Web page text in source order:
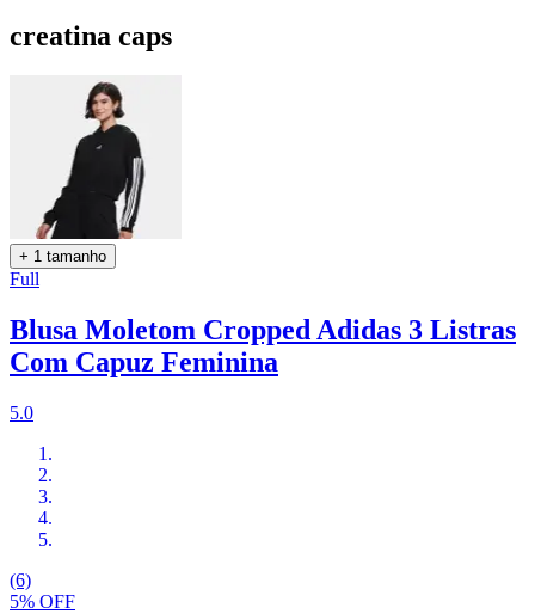
creatina caps
+ 1 tamanho
Full
Blusa Moletom Cropped Adidas 3 Listras
Com Capuz Feminina
5.0
(6)
5% OFF